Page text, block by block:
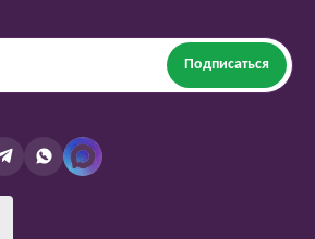
Подписаться